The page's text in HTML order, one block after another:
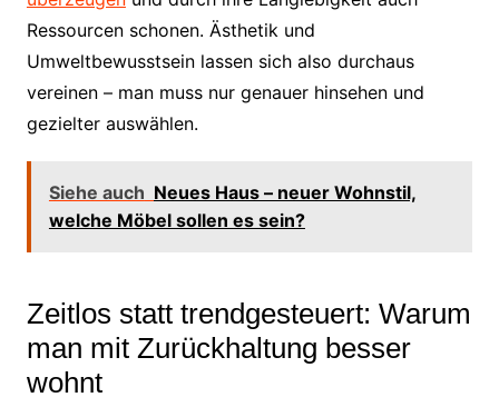
Ressourcen schonen. Ästhetik und
Umweltbewusstsein lassen sich also durchaus
vereinen – man muss nur genauer hinsehen und
gezielter auswählen.
Siehe auch Neues Haus – neuer Wohnstil,
welche Möbel sollen es sein?
Zeitlos statt trendgesteuert: Warum
man mit Zurückhaltung besser
wohnt